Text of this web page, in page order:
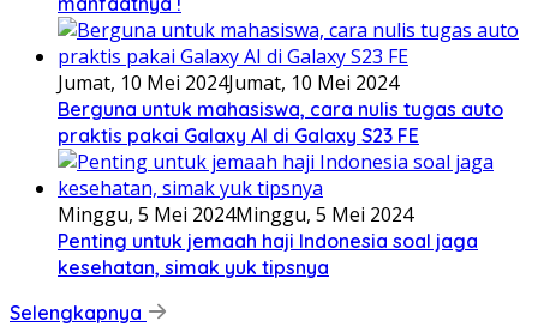
Jumat, 10 Mei 2024Jumat, 10 Mei 2024
Berguna untuk mahasiswa, cara nulis tugas auto
praktis pakai Galaxy AI di Galaxy S23 FE
Minggu, 5 Mei 2024Minggu, 5 Mei 2024
Penting untuk jemaah haji Indonesia soal jaga
kesehatan, simak yuk tipsnya
Selengkapnya